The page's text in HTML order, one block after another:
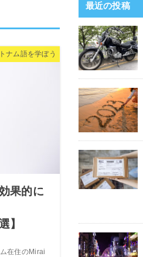
ナム語を学ぼう
果的に
】
在住のMirai
最近の投稿